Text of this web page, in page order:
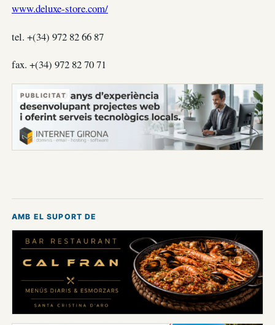
www.deluxe-store.com/
tel. +(34) 972 82 66 87
fax. +(34) 972 82 70 71
PUBLICITAT
AMB EL SUPORT DE